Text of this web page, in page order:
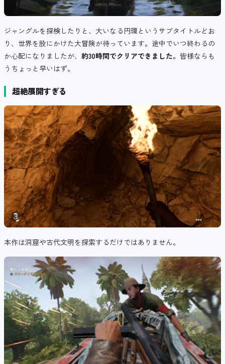
ジャングルを探検したりと、大いなる円環というサブタイトルどお
り、世界を股にかけた大冒険が待っています。途中でいつ終わるの
か心配になりましたが、 約30時間でクリアできました。 皆様ならも
うちょっと早いはず。
超絶展開すぎる
本作は洞窟や古代文明を探索するだけではありません。